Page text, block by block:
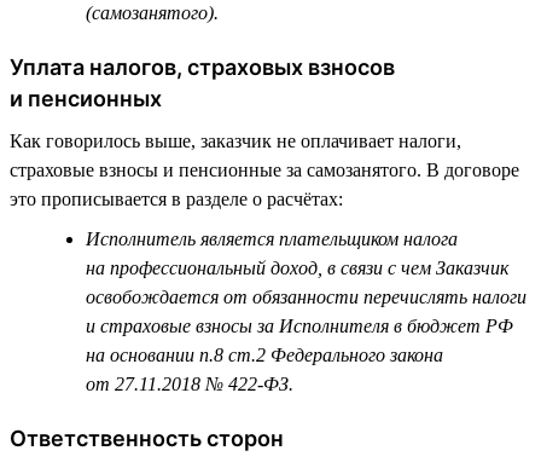
(самозанятого).
Уплата налогов, страховых взносов
и пенсионных
Как говорилось выше, заказчик не оплачивает налоги,
страховые взносы и пенсионные за самозанятого. В договоре
это прописывается в разделе о расчётах:
Исполнитель является плательщиком налога
на профессиональный доход, в связи с чем Заказчик
освобождается от обязанности перечислять налоги
и страховые взносы за Исполнителя в бюджет РФ
на основании п.8 ст.2 Федерального закона
от 27.11.2018 № 422-ФЗ.
Ответственность сторон